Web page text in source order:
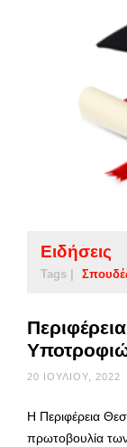
Ειδήσεις
Tags |
20 ΙΟΥΛΊΟΥ, 2022
Η Περιφέρεια
πρωτοβουλία